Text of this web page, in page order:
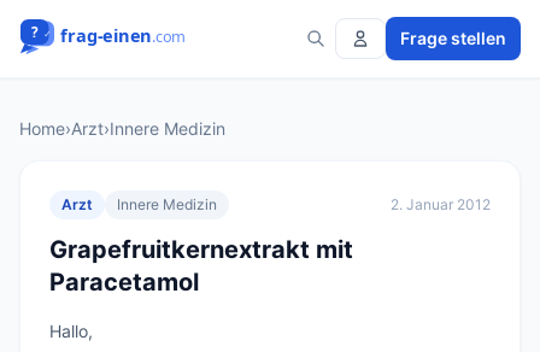
Frage stellen
Home›Arzt›Innere Medizin
Arzt Innere Medizin 2. Januar 2012
Grapefruitkernextrakt mit
Paracetamol
Hallo,